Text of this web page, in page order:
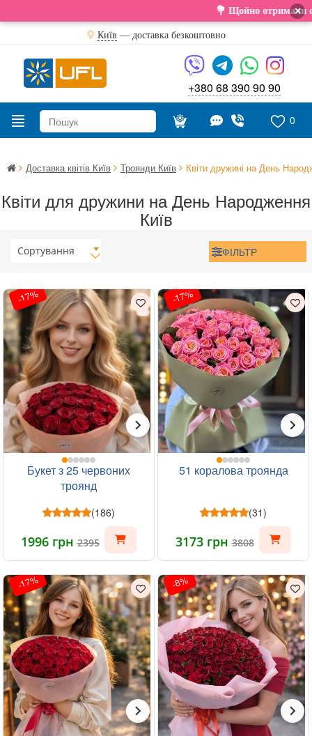
💐 Щойно отримали свіжу поставку. ×
Київ — доставка безкоштовно
+380 68 390 90 90
0
Доставка квітів Київ Троянди Київ Квіти дружині на День
Квіти для дружини на День Народження
Київ
Сортування ФІЛЬТР
-17%
Букет з 25 червоних
троянд
(186)
1996 грн2395
-17%
51 коралова троянда
(31)
3173 грн3808
-17% -8%